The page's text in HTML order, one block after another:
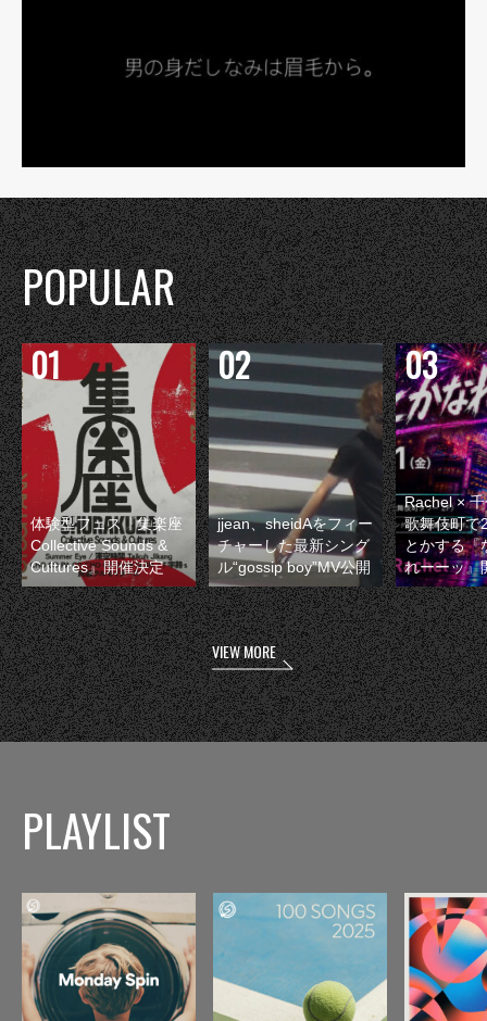
POPULAR
体験型フェス『集楽座
Collective Sounds &
Cultures』開催決定
jjean、sheidAをフィー
チャーした最新シング
ル“gossip boy”MV公開
Rachel ×
歌舞伎町で
とかする『
れーーッ』
VIEW MORE
PLAYLIST